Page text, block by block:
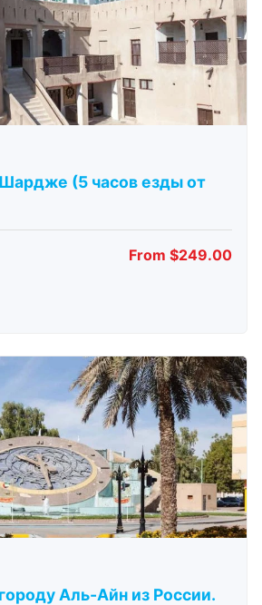
(5 часов езды от
From $249.00
Аль-Айн из России.